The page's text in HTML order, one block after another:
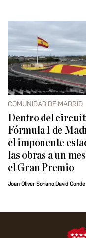
COMUNIDAD DE MADRID
Dentro del
Fórmula 1 de
el imponente
las obras a un
el Gran Premio
Joan Oliver Soriano,David